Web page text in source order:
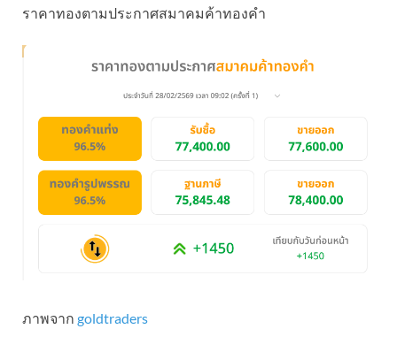
ราคาทองตามประกาศสมาคมค้าทองคำ
ภาพจาก goldtraders